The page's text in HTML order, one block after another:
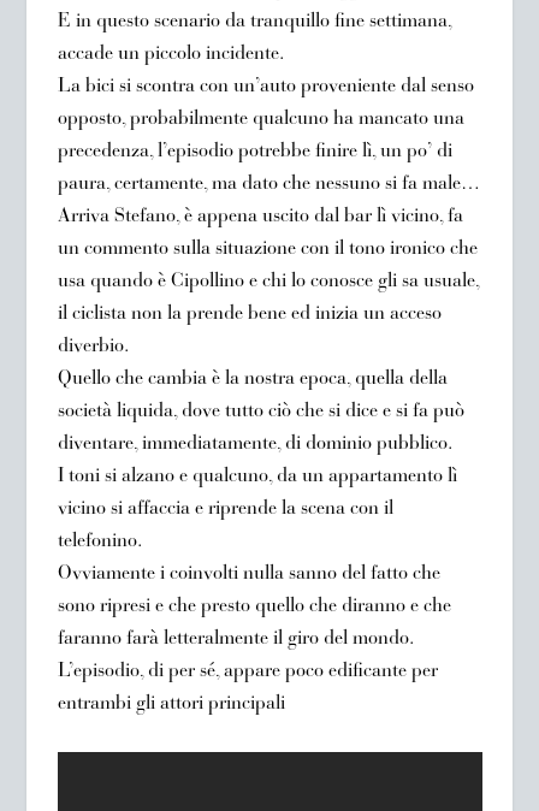
E in questo scenario da tranquillo fine settimana,
accade un piccolo incidente.
La bici si scontra con un’auto proveniente dal senso
opposto, probabilmente qualcuno ha mancato una
precedenza, l’episodio potrebbe finire lì, un po’ di
paura, certamente, ma dato che nessuno si fa male…
Arriva Stefano, è appena uscito dal bar lì vicino, fa
un commento sulla situazione con il tono ironico che
usa quando è Cipollino e chi lo conosce gli sa usuale,
il ciclista non la prende bene ed inizia un acceso
diverbio.
Quello che cambia è la nostra epoca, quella della
società liquida, dove tutto ciò che si dice e si fa può
diventare, immediatamente, di dominio pubblico.
I toni si alzano e qualcuno, da un appartamento lì
vicino si affaccia e riprende la scena con il
telefonino.
Ovviamente i coinvolti nulla sanno del fatto che
sono ripresi e che presto quello che diranno e che
faranno farà letteralmente il giro del mondo.
L’episodio, di per sé, appare poco edificante per
entrambi gli attori principali